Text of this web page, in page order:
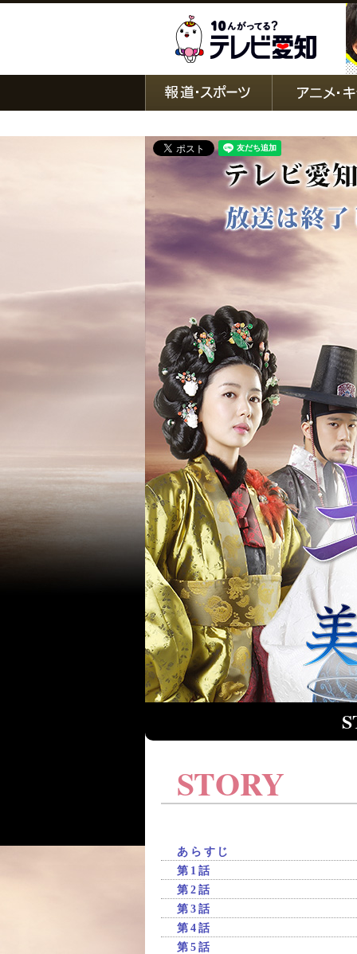
STORY
あらすじ
第1話
第2話
第3話
第4話
第5話